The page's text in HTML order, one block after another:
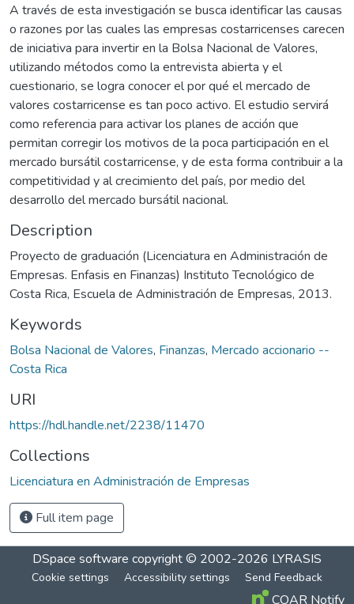
A través de esta investigación se busca identificar las causas
o razones por las cuales las empresas costarricenses carecen
de iniciativa para invertir en la Bolsa Nacional de Valores,
utilizando métodos como la entrevista abierta y el
cuestionario, se logra conocer el por qué el mercado de
valores costarricense es tan poco activo. El estudio servirá
como referencia para activar los planes de acción que
permitan corregir los motivos de la poca participación en el
mercado bursátil costarricense, y de esta forma contribuir a la
competitividad y al crecimiento del país, por medio del
desarrollo del mercado bursátil nacional.
Description
Proyecto de graduación (Licenciatura en Administración de
Empresas. Enfasis en Finanzas) Instituto Tecnológico de
Costa Rica, Escuela de Administración de Empresas, 2013.
Keywords
Bolsa Nacional de Valores, Finanzas, Mercado accionario --
Costa Rica
URI
https://hdl.handle.net/2238/11470
Collections
Licenciatura en Administración de Empresas
Full item page
DSpace software copyright © 2002-2026 LYRASIS
Cookie settings Accessibility settings Send Feedback
COAR Notify